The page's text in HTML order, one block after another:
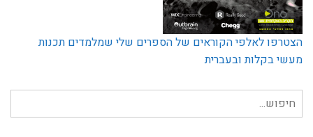
הצטרפו לאלפי הקוראים של הספרים שלי שמלמדים תכנות
מעשי בקלות ובעברית
חיפוש
עבור: